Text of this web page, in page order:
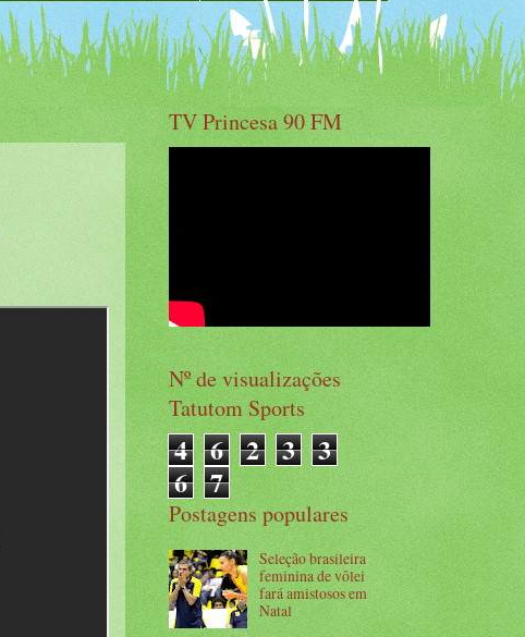
TV Princesa 90 FM
Nº de visualizações
Tatutom Sports
4 6 2 3 3
6 7
Postagens populares
Seleção brasileira
feminina de vôlei
fará amistosos em
Natal